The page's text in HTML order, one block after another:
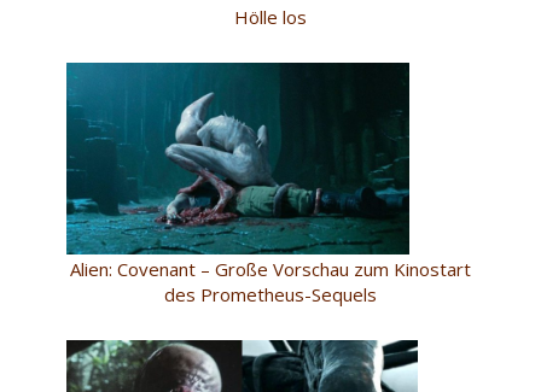
Hölle los
Alien: Covenant – Große Vorschau zum Kinostart
des Prometheus-Sequels